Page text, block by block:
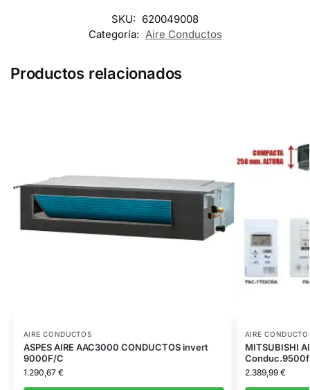
SKU: 620049008
Categoría: Aire Conductos
Productos relacionados
AIRE CONDUCTOS
ASPES AIRE AAC3000 CONDUCTOS invert
9000F/C
1.290,67 €
AIRE
MITSUBISHI
2.389,99 €